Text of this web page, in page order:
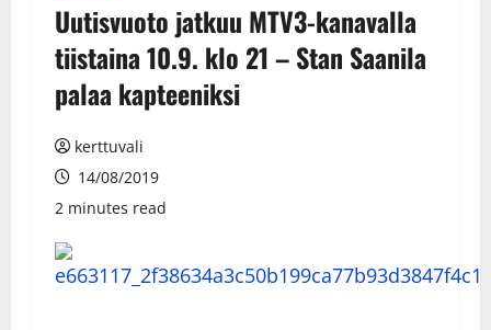
Uutisvuoto jatkuu MTV3-kanavalla
tiistaina 10.9. klo 21 – Stan Saanila
palaa kapteeniksi
kerttuvali
14/08/2019
2 minutes read